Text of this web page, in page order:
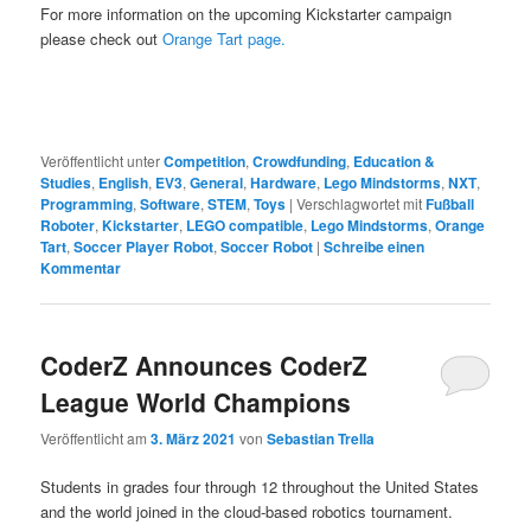
For more information on the upcoming Kickstarter campaign
please check outOrange Tart page.
Veröffentlicht unterCompetition,Crowdfunding, Education &
Studies, English, EV3,General,Hardware, Lego Mindstorms,NXT,
Programming,Software,STEM,Toys |Verschlagwortet mitFußball
Roboter,Kickstarter, LEGO compatible, Lego Mindstorms,Orange
Tart,Soccer Player Robot,Soccer Robot |Schreibe einen
Kommentar
CoderZ Announces CoderZ
League World Champions
Veröffentlicht am3. März 2021 vonSebastian Trella
Students in grades four through 12 throughout the United States
and the world joined in the cloud-based robotics tournament.